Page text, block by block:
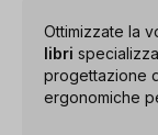
Ottimizzate la
libri
progettazione
ergonomiche